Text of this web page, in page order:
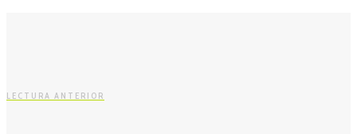
LECTURA ANTERIOR